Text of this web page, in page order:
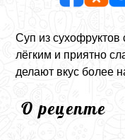
Суп из
лёгким и приятно
делают вкус
О рецепте